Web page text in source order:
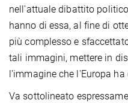
nell'attuale dibattito
hanno di essa, al fine di
più complesso e
tali immagini, mettere in
l'immagine che l'Europa ha
Va sottolineato